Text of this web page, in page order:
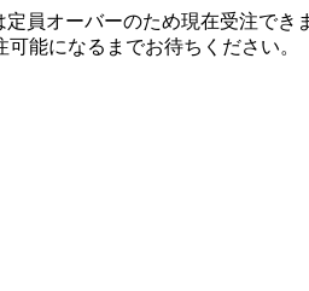
員オーバーのため現在受注でき
能になるまでお待ちください。